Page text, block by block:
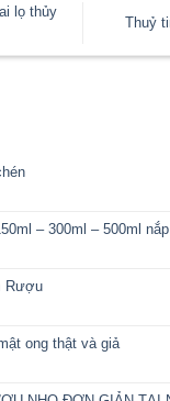
để có thể
tinh có thể thâm
hơn là thị trường
bì chứa đựng các
trí làm cho căn